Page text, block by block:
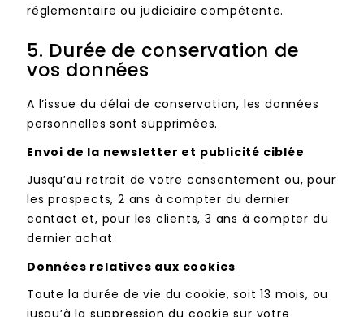
réglementaire ou judiciaire compétente.
5. Durée de conservation de
vos données
A l’issue du délai de conservation, les données
personnelles sont supprimées.
Envoi de la newsletter et publicité ciblée
Jusqu’au retrait de votre consentement ou, pour
les prospects, 2 ans à compter du dernier
contact et, pour les clients, 3 ans à compter du
dernier achat
Données relatives aux cookies
Toute la durée de vie du cookie, soit 13 mois, ou
jusqu’à la suppression du cookie sur votre